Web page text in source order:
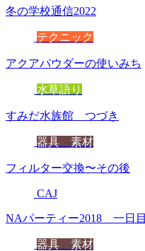
冬の学校通信2022
テクニック
アクアパウダーの使いみち
水草語り
すみだ水族館 つづき
器具 素材
フィルター交換〜その後
CAJ
NAパーティー2018 一日目
器具 素材